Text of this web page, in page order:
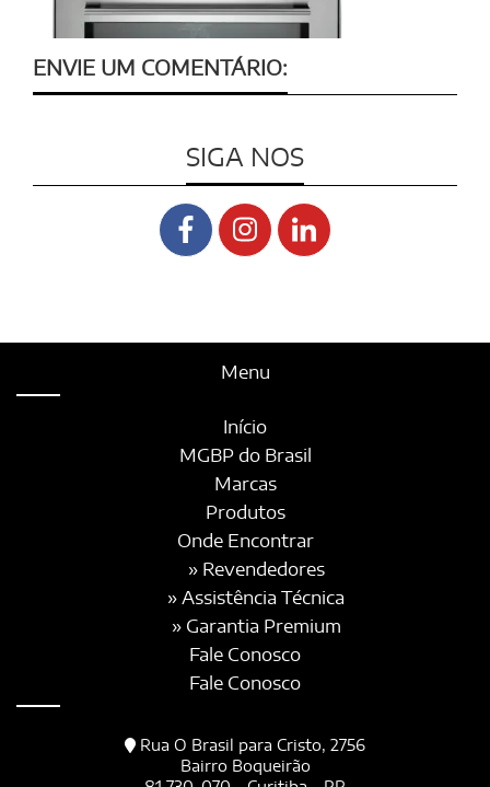
ENVIE UM COMENTÁRIO:
SIGA NOS
Menu
Início
MGBP do Brasil
Marcas
Produtos
Onde Encontrar
» Revendedores
» Assistência Técnica
» Garantia Premium
Fale Conosco
Fale Conosco
Rua O Brasil para Cristo, 2756
Bairro Boqueirão